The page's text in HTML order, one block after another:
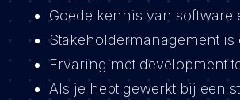
Goede kennis van
Stakeholdermanagement
Ervaring met development
Als je hebt gewerkt bij een